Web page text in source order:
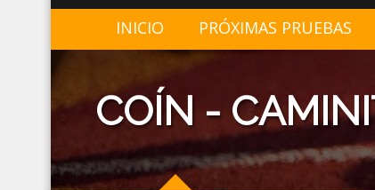
INICIO PRÓXIMAS PRUEBAS
COÍN -